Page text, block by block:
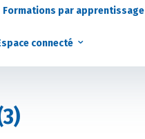
Formations par apprentissage
connecté